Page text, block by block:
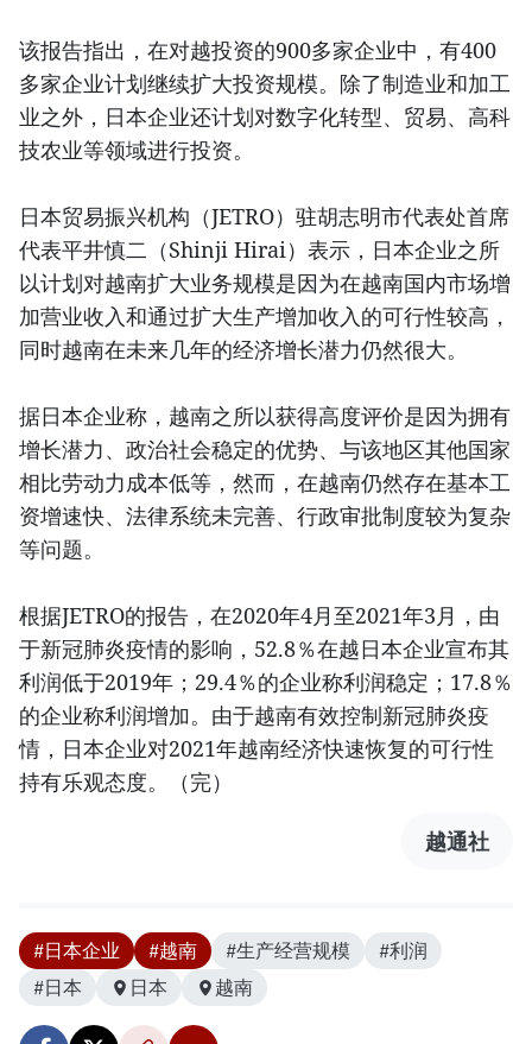
该报告指出，在对越投资的900多家企业中，有400
多家企业计划继续扩大投资规模。除了制造业和加工
业之外，日本企业还计划对数字化转型、贸易、高科
技农业等领域进行投资。
日本贸易振兴机构（JETRO）驻胡志明市代表处首席
代表平井慎二（Shinji Hirai）表示，日本企业之所
以计划对越南扩大业务规模是因为在越南国内市场增
加营业收入和通过扩大生产增加收入的可行性较高，
同时越南在未来几年的经济增长潜力仍然很大。
据日本企业称，越南之所以获得高度评价是因为拥有
增长潜力、政治社会稳定的优势、与该地区其他国家
相比劳动力成本低等，然而，在越南仍然存在基本工
资增速快、法律系统未完善、行政审批制度较为复杂
等问题。
根据JETRO的报告，在2020年4月至2021年3月，由
于新冠肺炎疫情的影响，52.8％在越日本企业宣布其
利润低于2019年；29.4％的企业称利润稳定；17.8％
的企业称利润增加。由于越南有效控制新冠肺炎疫
情，日本企业对2021年越南经济快速恢复的可行性
持有乐观态度。（完）
越通社
#日本企业 #越南 #生产经营规模
#利润
#日本
日本 越南